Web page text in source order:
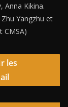
Anna Kikina.
Yangzhu et
CMSA)
les